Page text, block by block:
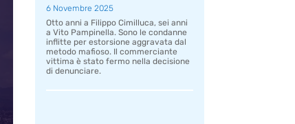
6 Novembre 2025
Otto anni a Filippo Cimilluca, sei anni
a Vito Pampinella. Sono le condanne
inflitte per estorsione aggravata dal
metodo mafioso. Il commerciante
vittima è stato fermo nella decisione
di denunciare.